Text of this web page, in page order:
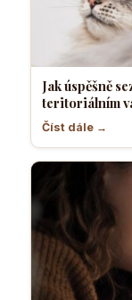
Jak úspěšně
teritoriálním
Číst dále →